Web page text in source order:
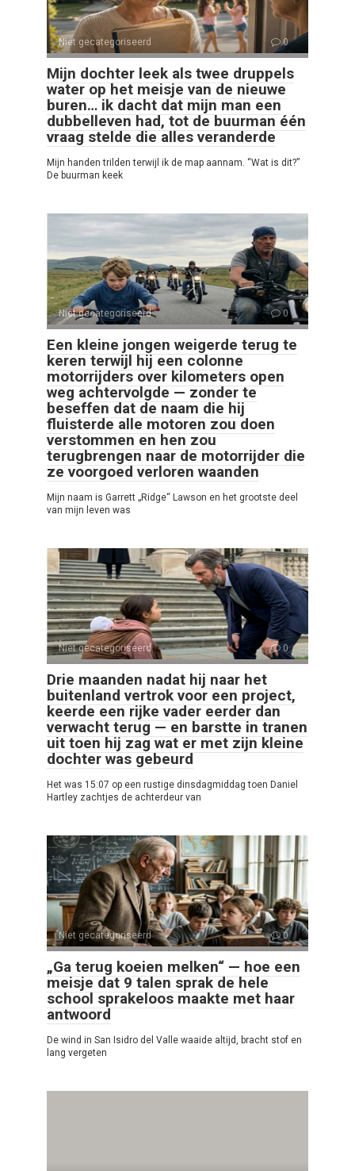
Niet gecategoriseerd 0
Mijn dochter leek als twee druppels
water op het meisje van de nieuwe
buren… ik dacht dat mijn man een
dubbelleven had, tot de buurman één
vraag stelde die alles veranderde
Mijn handen trilden terwijl ik de map aannam. “Wat is dit?”
De buurman keek
Niet gecategoriseerd 0
Een kleine jongen weigerde terug te
keren terwijl hij een colonne
motorrijders over kilometers open
weg achtervolgde — zonder te
beseffen dat de naam die hij
fluisterde alle motoren zou doen
verstommen en hen zou
terugbrengen naar de motorrijder die
ze voorgoed verloren waanden
Mijn naam is Garrett „Ridge“ Lawson en het grootste deel
van mijn leven was
Niet gecategoriseerd 0
Drie maanden nadat hij naar het
buitenland vertrok voor een project,
keerde een rijke vader eerder dan
verwacht terug — en barstte in tranen
uit toen hij zag wat er met zijn kleine
dochter was gebeurd
Het was 15:07 op een rustige dinsdagmiddag toen Daniel
Hartley zachtjes de achterdeur van
Niet gecategoriseerd 0
„Ga terug koeien melken“ — hoe een
meisje dat 9 talen sprak de hele
school sprakeloos maakte met haar
antwoord
De wind in San Isidro del Valle waaide altijd, bracht stof en
lang vergeten